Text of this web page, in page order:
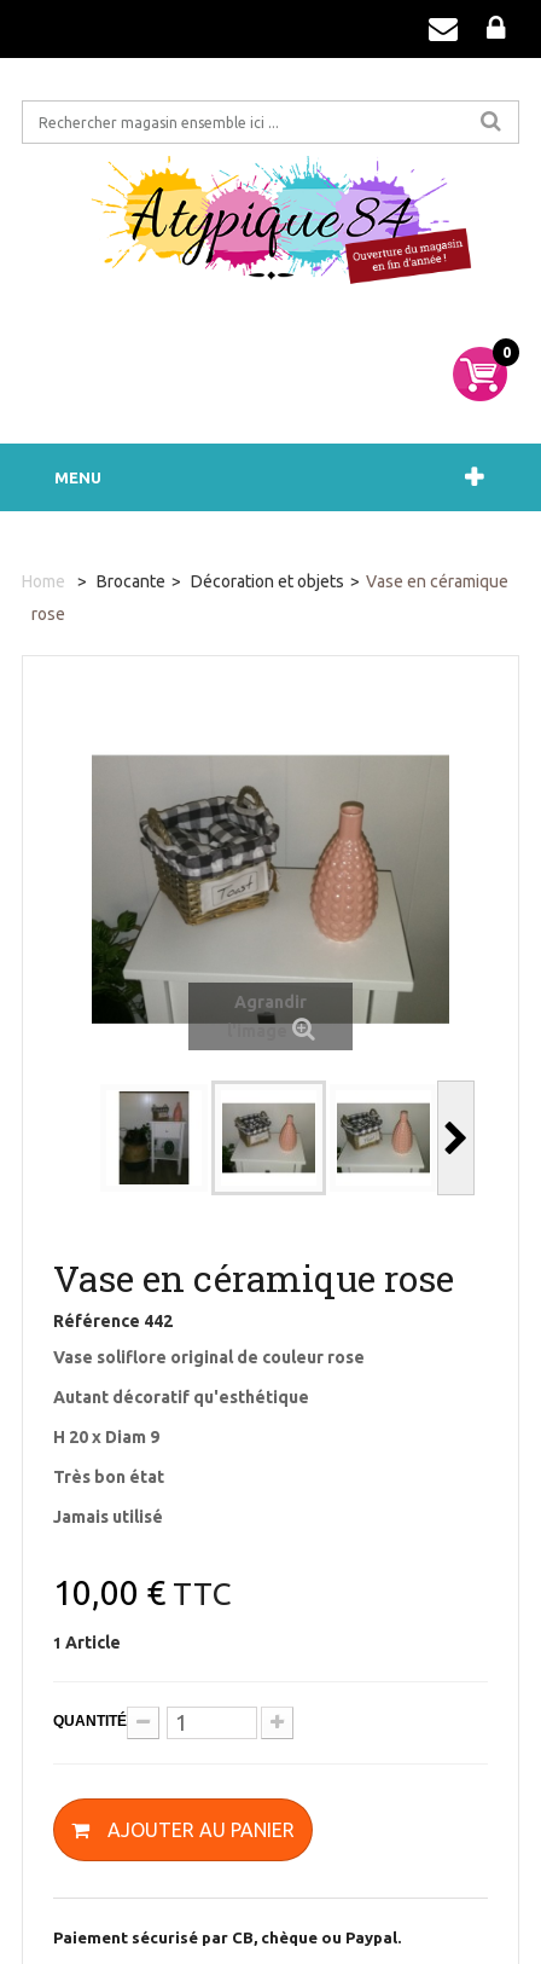
0
MENU
Home > Brocante > Décoration et objets > Vase en céramique
rose
Agrandir
Vase en céramique rose
Référence 442
Vase soliflore original de couleur rose
Autant décoratif qu'esthétique
H 20 x Diam 9
Très bon état
Jamais utilisé
10,00 €TTC
1 Article
QUANTITÉ
AJOUTER AU PANIER
Paiement sécurisé par CB, chèque ou Paypal.